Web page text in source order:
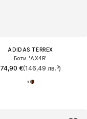
ADIDAS TERREX
Боти 'AX4R'
74,90 €(146,49 лв.³)